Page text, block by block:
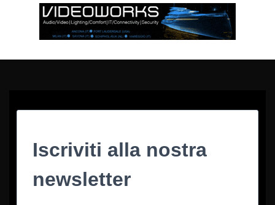
Iscriviti alla nostra
newsletter